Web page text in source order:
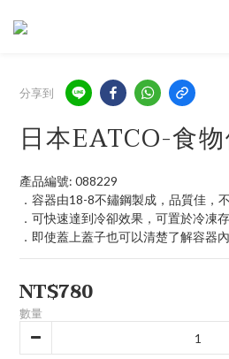
分享到
日本EATCO-食
產品編號: 088229
．容器由18-8不鏽鋼製成，品質佳，
．可快速達到冷卻效果，可置於冷凍
．即使蓋上蓋子也可以清楚了解容器
NT$780
數量